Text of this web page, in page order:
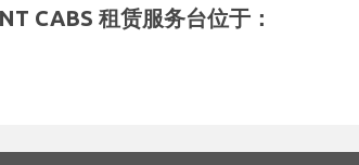
CABS 租赁服务台位于：